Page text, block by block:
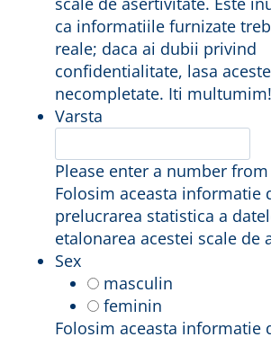
ca informatiile furnizate
reale; daca ai dubii privind
confidentialitate, lasa
necompletate. Iti
Varsta
Please enter a number from
Folosim aceasta informatie
prelucrarea statistica a
etalonarea acestei scale de
Sex
masculin
feminin
Folosim aceasta informatie